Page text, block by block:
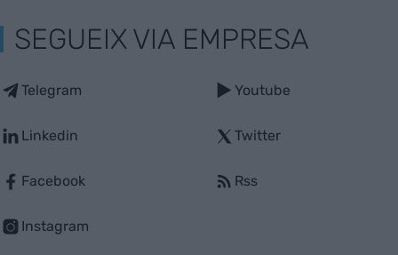
SEGUEIX VIA EMPRESA
Telegram
Linkedin
Facebook
Instagram
Youtube
Twitter
Rss